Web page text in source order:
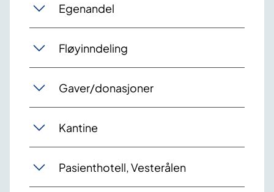
Egenandel
Fløyinndeling
Gaver/donasjoner
Kantine
Pasienthotell, Vesterålen